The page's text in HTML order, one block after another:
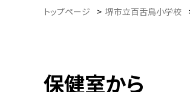
トップページ > 堺市立百舌鳥小学校
保健室から